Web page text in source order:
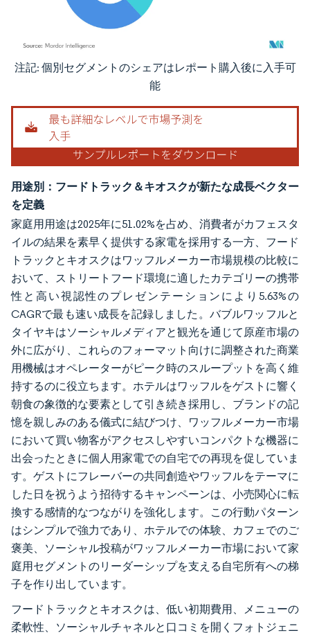
画像 © Mordor Intelligence。再利用にはCC BY 4.0の表示が必要です。
注記: 個別セグメントのシェアはレポート購入後に入手可
能
用途別：フードトラック＆キオスクが新たな成長ベクター
を定義
家庭用用途は2025年に51.02%を占め、消費者がカフェスタ
イルの結果を素早く提供する家電を採用する一方、フード
トラックとキオスクはワッフルメーカー市場規模の比較に
おいて、ストリートフード環境に適したカテゴリーの携帯
性と高い視認性のプレゼンテーションにより5.63%の
CAGRで最も速い成長を記録しました。バブルワッフルと
タイヤキはソーシャルメディアと観光を通じて原産市場の
外に広がり、これらのフォーマット向けに調整された商業
用機械はオペレーターがピーク時のスループットを高く維
持するのに役立ちます。ホテルはワッフルをゲストに響く
朝食の象徴的な要素として引き続き採用し、ブランドの記
憶を親しみのある儀式に結びつけ、ワッフルメーカー市場
において買い物客がアクセスしやすいコンパクトな機器に
出会ったときに個人用家電での自宅での再現を促していま
す。ゲストにフレーバーの共同創造やワッフルをテーマに
した日を祝うよう招待するキャンペーンは、小売関心に転
換する感情的なつながりを強化します。この行動パターン
はシンプルで強力であり、ホテルでの体験、カフェでのご
褒美、ソーシャル投稿がワッフルメーカー市場において家
庭用セグメントのリーダーシップを支える自宅所有への梯
子を作り出しています。
フードトラックとキオスクは、低い初期費用、メニューの
柔軟性、ソーシャルチャネルと口コミを開くフォトジェニ